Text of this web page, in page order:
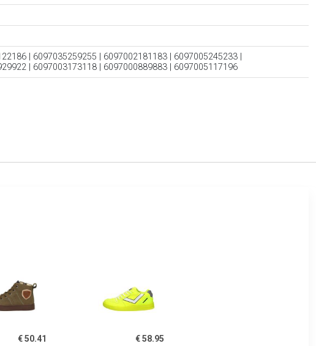
| 6097035259255 | 6097002181183 | 6097005245233 |
| 6097003173118 | 6097000889883 | 6097005117196
€ 50.41
€ 58.95